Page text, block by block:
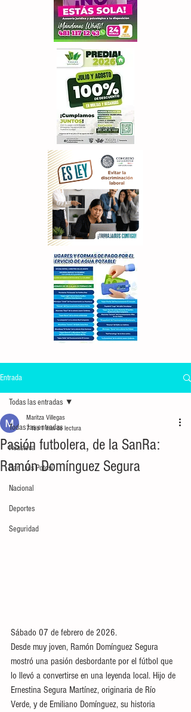
Entrada
Todas las entradas
Huasteca
San Luis Potosí
Nacional
Deportes
Seguridad
Todas las entradas
Pasión futbolera, de la SanRa:
Ramón Domínguez Segura
Maritza Villegas
7 feb 1 min de lectura
Sábado 07 de febrero de 2026.
Desde muy joven, Ramón Domínguez Segura
mostró una pasión desbordante por el fútbol que
lo llevó a convertirse en una leyenda local. Hijo de
Ernestina Segura Martínez, originaria de Río
Verde, y de Emiliano Domínguez, su historia